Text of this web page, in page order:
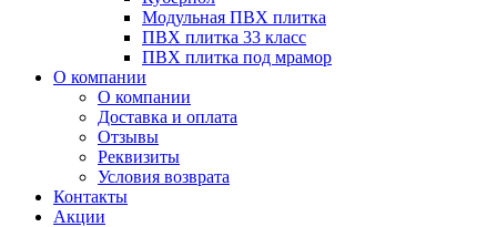
Модульная ПВХ плитка
ПВХ плитка 33 класс
ПВХ плитка под мрамор
О компании
О компании
Доставка и оплата
Отзывы
Реквизиты
Условия возврата
Контакты
Акции